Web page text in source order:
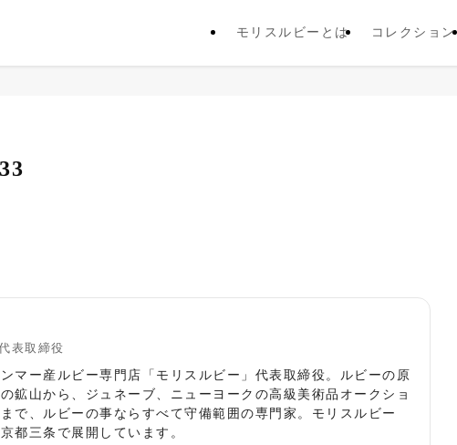
モリスルビーとは コレクション
表取締役
マー産ルビー専門店「モリスルビー」代表取締役。ルビーの原
鉱山から、ジュネーブ、ニューヨークの高級美術品オークショ
で、ルビーの事ならすべて守備範囲の専門家。モリスルビー
都三条で展開しています。